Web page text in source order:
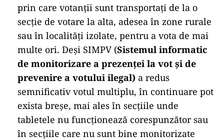
prin care votanții sunt transportați de la o
secție de votare la alta, adesea în zone rurale
sau în localități izolate, pentru a vota de mai
multe ori. Deși SIMPV (Sistemul informatic
de monitorizare a prezenței la vot și de
prevenire a votului ilegal) a redus
semnificativ votul multiplu, în continuare pot
exista breșe, mai ales în secțiile unde
tabletele nu funcționează corespunzător sau
în secțiile care nu sunt bine monitorizate​